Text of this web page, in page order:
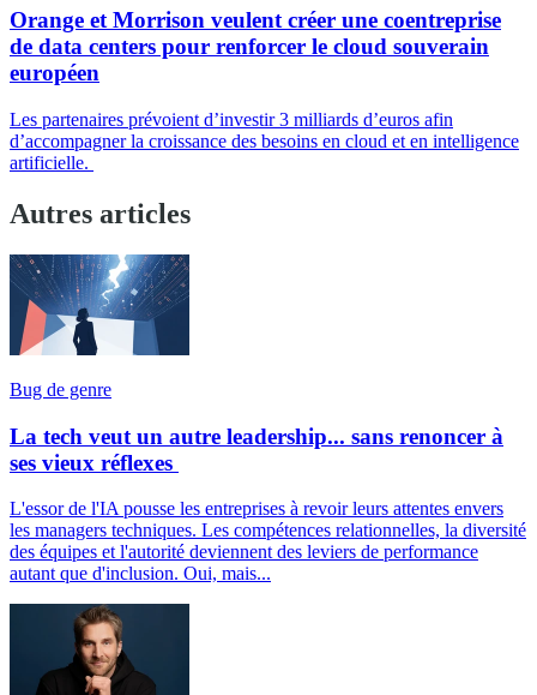
Orange et Morrison veulent créer une coentreprise
de data centers pour renforcer le cloud souverain
européen
Les partenaires prévoient d’investir 3 milliards d’euros afin
d’accompagner la croissance des besoins en cloud et en intelligence
artificielle.
Autres articles
Bug de genre
La tech veut un autre leadership... sans renoncer à
ses vieux réflexes
L'essor de l'IA pousse les entreprises à revoir leurs attentes envers
les managers techniques. Les compétences relationnelles, la diversité
des équipes et l'autorité deviennent des leviers de performance
autant que d'inclusion. Oui, mais...